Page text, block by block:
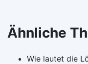
Ähnliche
Wie lautet die